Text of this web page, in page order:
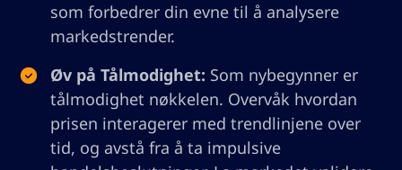
som forbedrer din evne til å analysere
markedstrender.
Øv på Tålmodighet: Som nybegynner er
tålmodighet nøkkelen. Overvåk hvordan
prisen interagerer med trendlinjene over
tid, og avstå fra å ta impulsive